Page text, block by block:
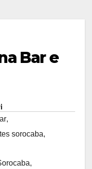
Bar e
,
sorocaba,
,